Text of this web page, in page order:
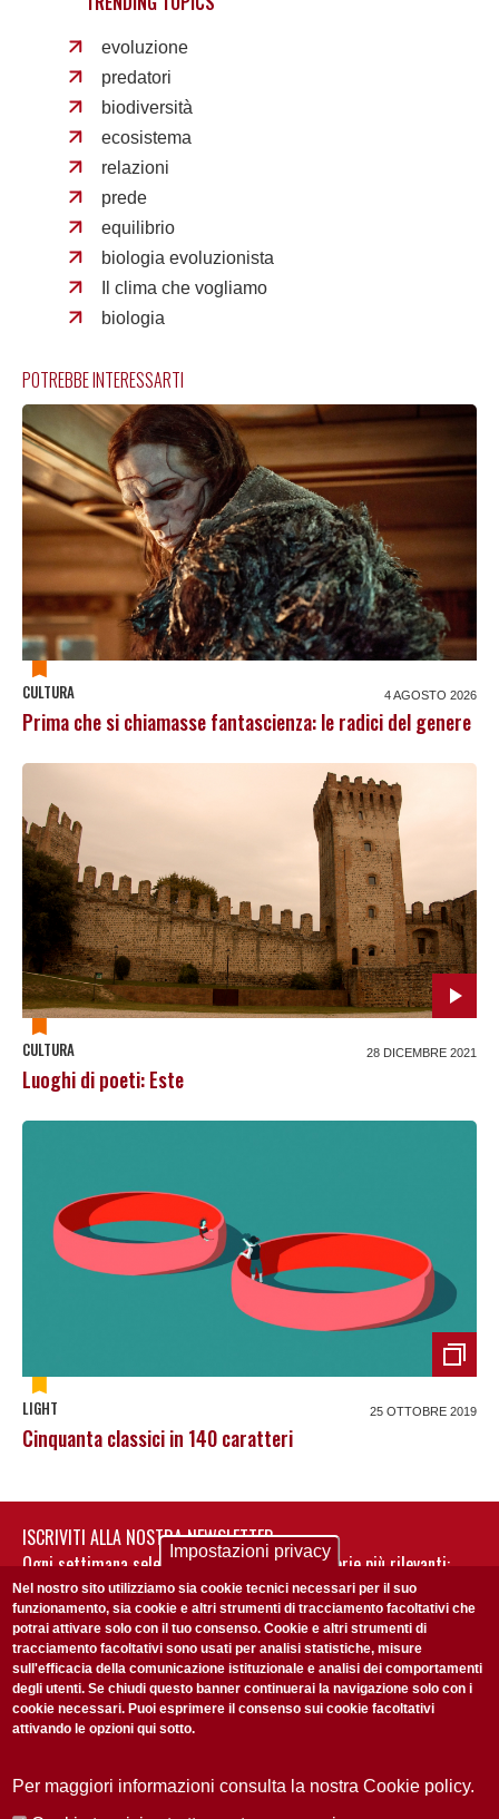
evoluzione
predatori
biodiversità
ecosistema
relazioni
prede
equilibrio
biologia evoluzionista
Il clima che vogliamo
biologia
POTREBBE INTERESSARTI
CULTURA 4 AGOSTO 2026
Prima che si chiamasse fantascienza: le radici del genere
CULTURA 28 DICEMBRE 2021
Luoghi di poeti: Este
LIGHT 25 OTTOBRE 2019
Cinquanta classici in 140 caratteri
ISCRIVITI ALLA NOSTRA NEWSLETTER
Ogni settimana selezioniamo per te nostre storie più rilevanti:
non perderti gli aggiornamenti della nostra newsletter
Accetto laPrivacy Policy
Impostazioni privacy
Nel nostro sito utilizziamo sia cookie tecnici necessari per il suo
funzionamento, sia cookie e altri strumenti di tracciamento facoltativi che
potrai attivare solo con il tuo consenso. Cookie e altri strumenti di
tracciamento facoltativi sono usati per analisi statistiche, misure
sull'efficacia della comunicazione istituzionale e analisi dei comportamenti
degli utenti. Se chiudi questo banner continuerai la navigazione solo con i
cookie necessari. Puoi esprimere il consenso sui cookie facoltativi
attivando le opzioni qui sotto.
Per maggiori informazioni consulta la nostra Cookie policy.